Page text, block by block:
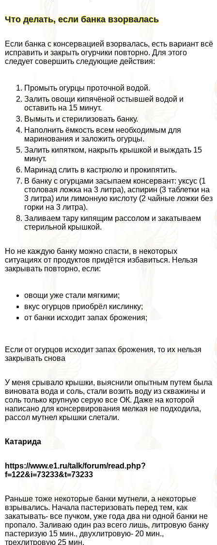
Что делать, если банка взорвалась
Если банка с консервацией взорвалась, есть вариант всё
исправить и закрыть огурчики повторно. Для этого
следует совершить следующие действия:
Промыть огурцы проточной водой.
Залить овощи кипячёной остывшей водой и
оставить на 15 минут.
Вымыть и стерилизовать банку.
Наполнить ёмкость всем необходимым для
маринования и заложить огурцы.
Залить кипятком, накрыть крышкой и выждать 15
минут.
Маринад слить в кастрюлю и прокипятить.
В банку с огурцами засыпаем консервант: уксус (1
столовая ложка на 3 литра), аспирин (3 таблетки на
3 литра) или лимонную кислоту (2 чайные ложки без
горки на 3 литра).
Заливаем тару кипящим рассолом и закатываем
стерильной крышкой.
Но не каждую банку можно спасти, в некоторых
ситуациях от продуктов придётся избавиться. Нельзя
закрывать повторно, если:
овощи уже стали мягкими;
вкус огурцов приобрёл кислинку;
от банки исходит запах брожения;
Если от огурцов исходит запах брожения, то их нельзя
закрывать снова
У меня срывало крышки, выяснили опытным путем была
виновата вода и соль, стали возить воду из скважины и
соль только крупную серую все ОК. Даже на которой
написано для консервирования мелкая не подходила,
рассол мутнел крышки слетали.
Катарида
https://www.e1.ru/talk/forum/read.php?
f=122&i=73233&t=73233
Раньше тоже некоторые банки мутнели, а некоторые
взрывались. Начала пастеризовать перед тем, как
закатывать- все пучком, уже года два ни одной банки не
пропало. Заливаю один раз всего лишь, литровую банку
пастеризую 15 мин., двухлитровую- 20 мин.,
трехлитровую 25 мин.